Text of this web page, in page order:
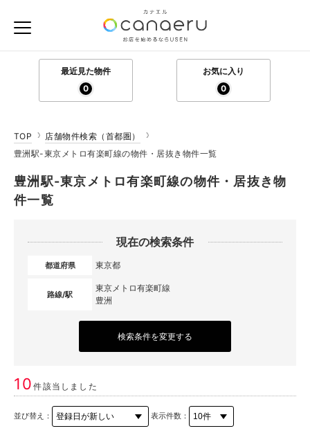
最近見た物件
0
お気に入り
0
TOP
店舗物件検索（首都圏）
豊洲駅-東京メトロ有楽町線の物件・居抜き物件一覧
豊洲駅-東京メトロ有楽町線の物件・居抜き物
件一覧
現在の検索条件
都道府県 東京都
路線/駅
東京メトロ有楽町線
豊洲
検索条件を変更する
10件該当しました
並び替え： 表示件数：